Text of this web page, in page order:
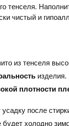
тенселя.
чистый и
из тенселя
изделия.
плотности
после
холодно